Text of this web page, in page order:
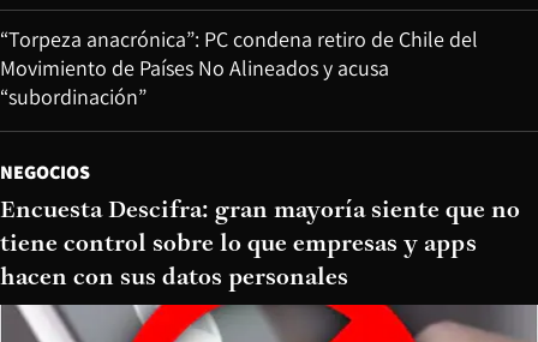
“Torpeza anacrónica”: PC condena retiro de Chile del
Movimiento de Países No Alineados y acusa
“subordinación”
NEGOCIOS
Encuesta Descifra: gran mayoría siente que no
tiene control sobre lo que empresas y apps
hacen con sus datos personales